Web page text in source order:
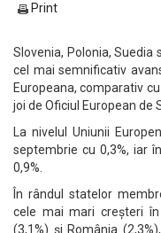
Print
Slovenia, Polonia,
cel mai semnificativ
Europeana, comparativ
joi de Oficiul European de
La nivelul Uniunii
septembrie cu 0,3%, iar
0,9%.
În rândul statelor
cele mai mari creșteri în
(3,1%) și România